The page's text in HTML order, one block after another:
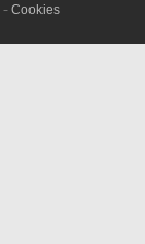
-Cookies